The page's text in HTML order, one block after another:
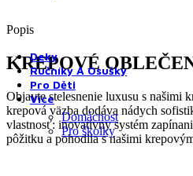
Deky
Ručníky A Osušky
Pro Děti
Více
Domácnost
Pro školky
Popis
KREPOVÉ
Objavte stelesnenie luxusu s našimi
krepová väzba dodáva nádych
vlastnosť: inovatívny systém
pôžitku a pohodlia s našimi